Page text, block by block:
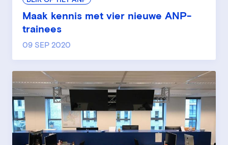
Maak kennis met vier nieuwe ANP-
trainees
09 SEP 2020